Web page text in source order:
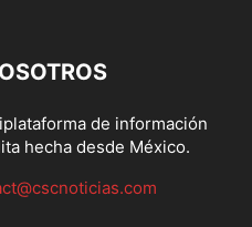
de información
hecha desde México.